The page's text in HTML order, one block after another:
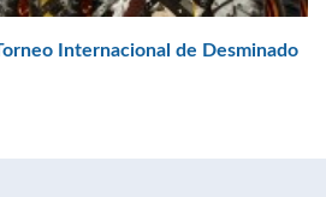
Internacional de Desminado